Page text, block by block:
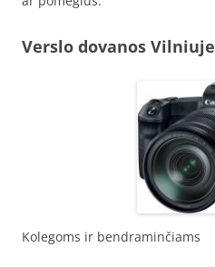
Verslo dovanos Vilniuje
Kolegoms ir bendraminčiams